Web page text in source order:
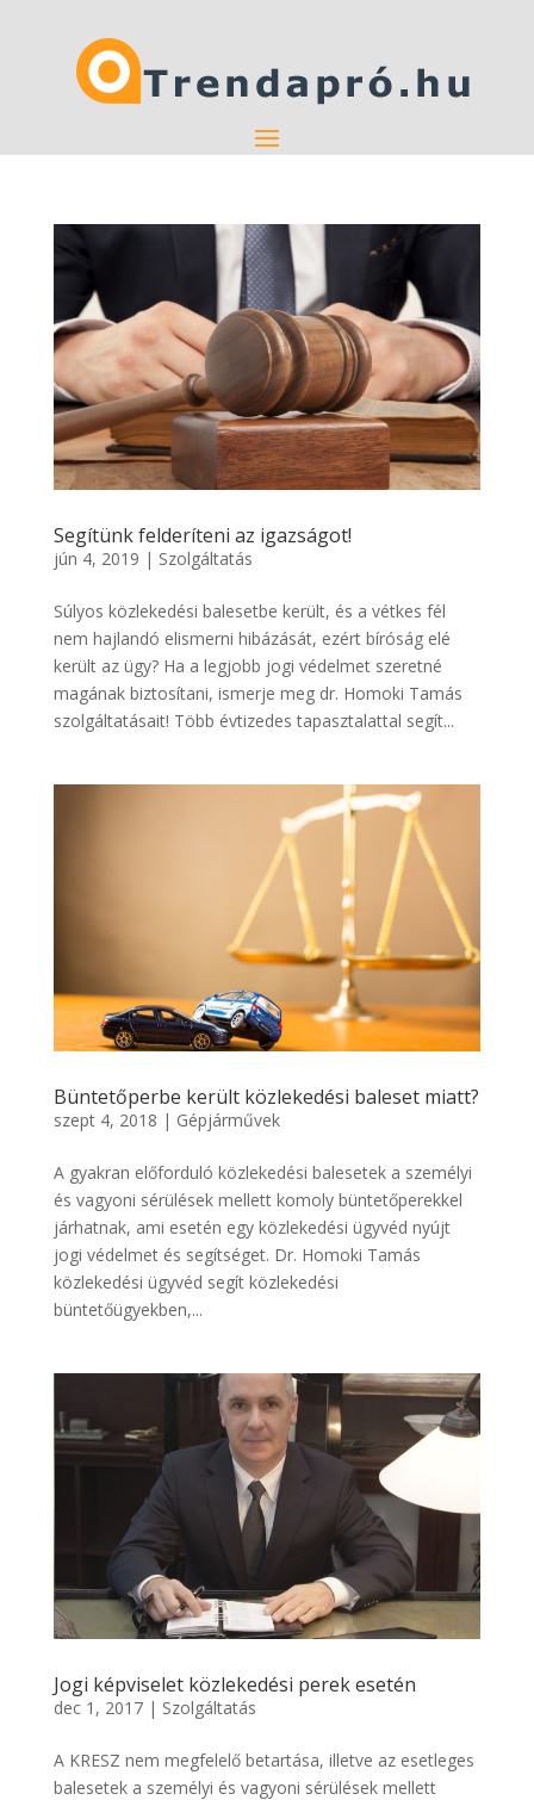
Segítünk felderíteni az igazságot!
jún 4, 2019 | Szolgáltatás
Súlyos közlekedési balesetbe került, és a vétkes fél
nem hajlandó elismerni hibázását, ezért bíróság elé
került az ügy? Ha a legjobb jogi védelmet szeretné
magának biztosítani, ismerje meg dr. Homoki Tamás
szolgáltatásait! Több évtizedes tapasztalattal segít...
Büntetőperbe került közlekedési baleset miatt?
szept 4, 2018 | Gépjárművek
A gyakran előforduló közlekedési balesetek a személyi
és vagyoni sérülések mellett komoly büntetőperekkel
járhatnak, ami esetén egy közlekedési ügyvéd nyújt
jogi védelmet és segítséget. Dr. Homoki Tamás
közlekedési ügyvéd segít közlekedési
büntetőügyekben,...
Jogi képviselet közlekedési perek esetén
dec 1, 2017| Szolgáltatás
A KRESZ nem megfelelő betartása, illetve az esetleges
balesetek a személyi és vagyoni sérülések mellett